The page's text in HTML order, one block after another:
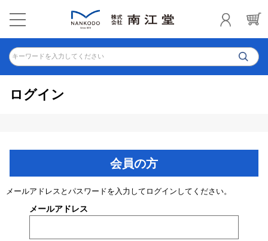
キーワードを入力してください
ログイン
会員の方
メールアドレスとパスワードを入力してログインしてください。
メールアドレス